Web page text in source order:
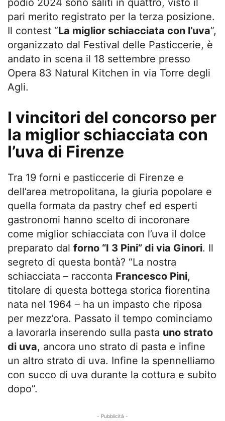
pari merito registrato per la terza posizione.
Il contest “La miglior schiacciata con l’uva”,
organizzato dal Festival delle Pasticcerie, è
andato in scena il 18 settembre presso
Opera 83 Natural Kitchen in via Torre degli
Agli.
I vincitori del concorso per
la miglior schiacciata con
l’uva di Firenze
Tra 19 forni e pasticcerie di Firenze e
dell’area metropolitana, la giuria popolare e
quella formata da pastry chef ed esperti
gastronomi hanno scelto di incoronare
come miglior schiacciata con l’uva il dolce
preparato dal forno “I 3 Pini” di via Ginori. Il
segreto di questa bontà? “La nostra
schiacciata – racconta Francesco Pini,
titolare di questa bottega storica fiorentina
nata nel 1964 – ha un impasto che riposa
per mezz’ora. Passato il tempo cominciamo
a lavorarla inserendo sulla pasta uno strato
di uva, ancora uno strato di pasta e infine
un altro strato di uva. Infine la spennelliamo
con succo di uva durante la cottura e subito
dopo”.
- Pubblicità -